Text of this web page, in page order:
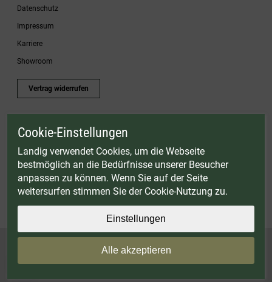
Datenschutz
Impressum
Karriere
Showroom
Vertrag widerrufen
* Gültig bis einschließlich 17.08.2026. Keine Barauszahlung möglich. Nicht mit
Zubehörartikel. Nicht einlösbar auf bereits rabattierte Sets.
© Landig 1982-2026 (44 Jahre Qualität)
Alle Preise inkl. gesetzl. Mehrwertsteuer, zuzüglich Versandkosten
Weitere Marken oder Shops der Landig + Lava GmbH & Co. KG: LAVA - Vakuumiergeräte
DRY AGER - Reifeschränke|VIESSMANN - Kühlzellen
Cookie-Einstellungen
Landig verwendet Cookies, um die Webseite
bestmöglich an die Bedürfnisse unserer Besucher
anpassen zu können. Wenn Sie auf der Seite
weitersurfen stimmen Sie der Cookie-Nutzung zu.
Einstellungen
Alle akzeptieren